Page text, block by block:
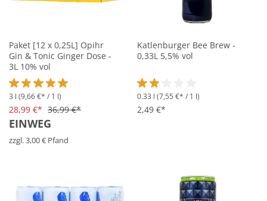
Paket [12 x 0,25L] Opihr
Gin & Tonic Ginger Dose -
3L 10% vol
Durchschnittliche Bewertung von 5 von 5 Sternen
3 l (9,66 €* / 1 l)
28,99 €* 36,99 €*
EINWEG
zzgl. 3,00 € Pfand
Katlenburger Bee Brew -
0,33L 5,5% vol
Durchschnittliche Bewertung
0.33 l (7,55 €* / 1 l)
2,49 €*